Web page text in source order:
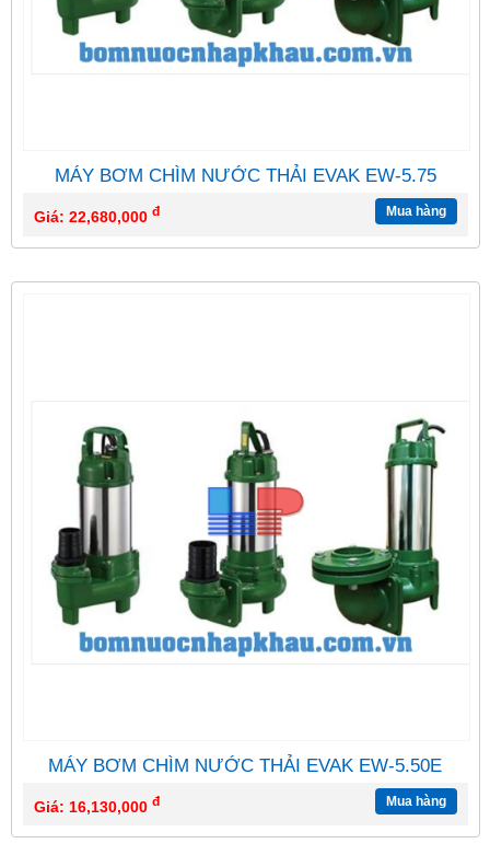
MÁY BƠM CHÌM NƯỚC THẢI EVAK EW-5.75
Giá: 22,680,000 đ Mua hàng
MÁY BƠM CHÌM NƯỚC THẢI EVAK EW-5.50E
Giá: 16,130,000 đ Mua hàng